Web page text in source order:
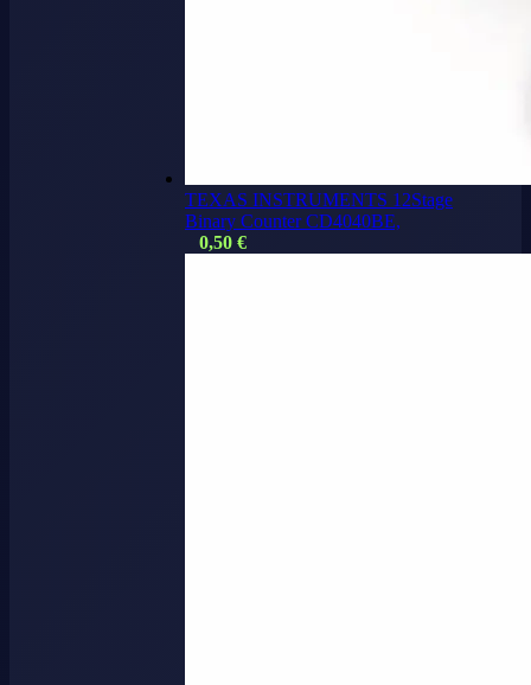
TEXAS INSTRUMENTS 12Stage
Binary Counter CD4040BE,
0,50 €